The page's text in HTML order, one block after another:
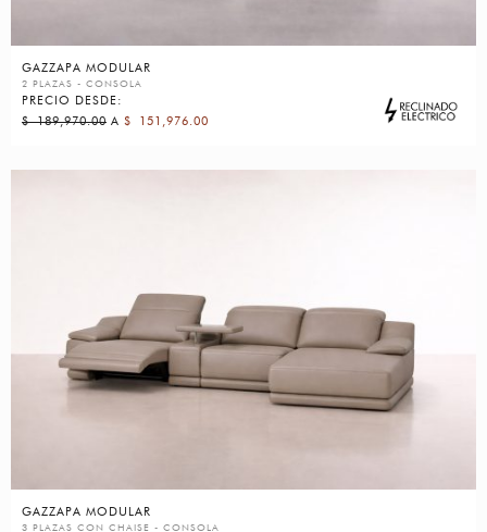
GAZZAPA MODULAR
2 PLAZAS - CONSOLA
PRECIO DESDE:
$189,970.00 A $ 151,976.00
GAZZAPA MODULAR
3 PLAZAS CON CHAISE - CONSOLA